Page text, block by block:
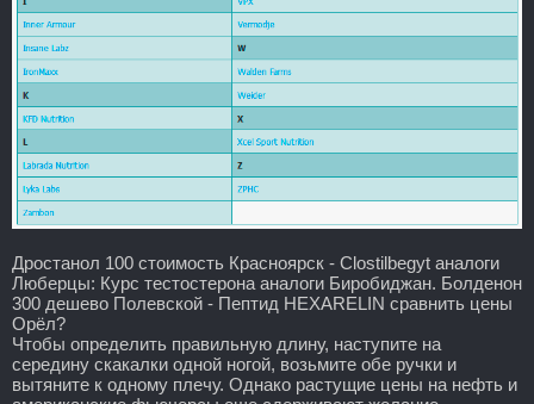
Дростанол 100 стоимость Красноярск - Clostilbegyt аналоги
Люберцы: Курс тестостерона аналоги Биробиджан. Болденон
300 дешево Полевской - Пептид HEXARELIN сравнить цены
Орёл?
Чтобы определить правильную длину, наступите на
середину скакалки одной ногой, возьмите обе ручки и
вытяните к одному плечу. Однако растущие цены на нефть и